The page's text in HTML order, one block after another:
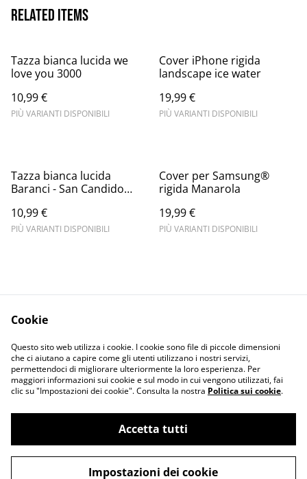
Related items
Tazza bianca lucida we
love you 3000
10,99 €
PIÙ VARIANTI DISPONIBILI
Cover iPhone rigida
landscape ice water
19,99 €
PIÙ VARIANTI DISPONIBILI
Tazza bianca lucida
Baranci - San Candido
10,99 €
PIÙ VARIANTI DISPONIBILI
Cover per Samsung®
rigida Manarola
19,99 €
PIÙ VARIANTI DISPONIBILI
Informativa sulla
privacy
Terms and
conditions
©2026Merlin Visual
Cookie
Questo sito web utilizza i cookie. I cookie sono file di piccole dimensioni
che ci aiutano a capire come gli utenti utilizzano i nostri servizi,
permettendoci di migliorare ulteriormente la loro esperienza. Per
maggiori informazioni sui cookie e sul modo in cui vengono utilizzati, fai
clic su "Impostazioni dei cookie". Consulta la nostra Politica sui cookie.
Accetta tutti
Impostazioni dei cookie